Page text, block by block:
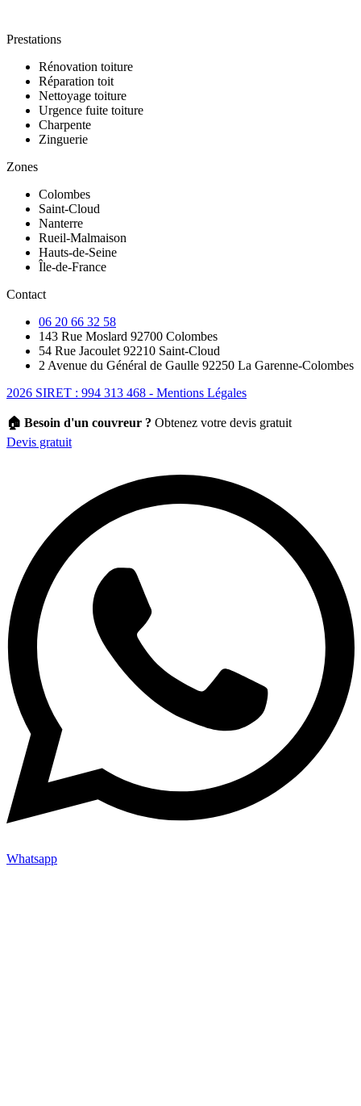
Prestations
Rénovation toiture
Réparation toit
Nettoyage toiture
Urgence fuite toiture
Charpente
Zinguerie
Zones
Colombes
Saint-Cloud
Nanterre
Rueil-Malmaison
Hauts-de-Seine
Île-de-France
Contact
06 20 66 32 58
143 Rue Moslard 92700 Colombes
54 Rue Jacoulet 92210 Saint-Cloud
2 Avenue du Général de Gaulle 92250 La Garenne-Colombes
2026 SIRET : 994 313 468 - Mentions Légales
🏠 Besoin d'un couvreur ? Obtenez votre devis gratuit
Devis gratuit
Whatsapp